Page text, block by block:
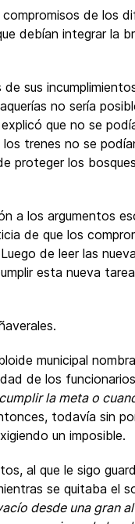
de los
debían integrar la
sus
no sería
que no se
trenes no se
proteger los
a los argumentos
de que los
de leer las
esta nueva
municipal
de los
la meta o
todavía sin
un imposible.
al que le sigo
se quitaba el
desde una gran